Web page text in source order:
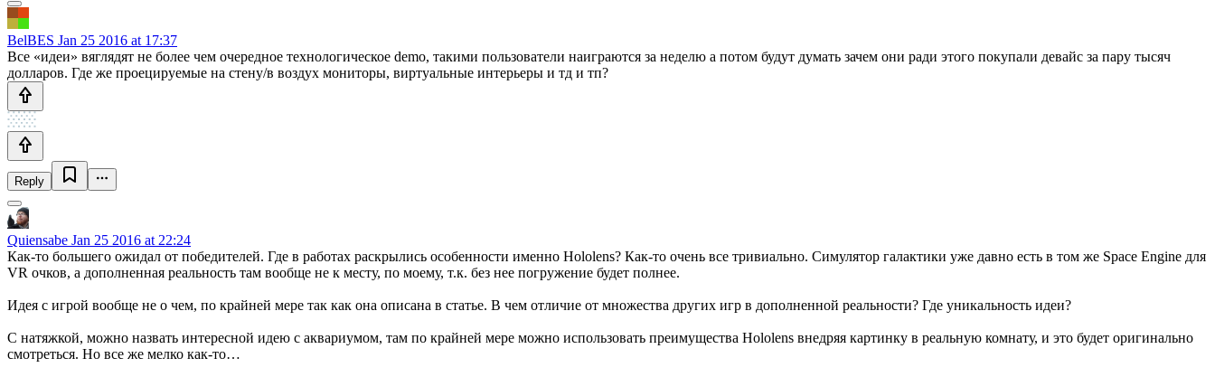
BelBES Jan 25 2016 at 17:37
Все «идеи» вяглядят не более чем очередное технологическое demo, такими пользователи наиграются за неделю а потом будут думать зачем они ради этого покупали девайс за пару тысяч
долларов. Где же проецируемые на стену/в воздух мониторы, виртуальные интерьеры и тд и тп?
Reply
Quiensabe Jan 25 2016 at 22:24
Как-то большего ожидал от победителей. Где в работах раскрылись особенности именно Hololens? Как-то очень все тривиально. Симулятор галактики уже давно есть в том же Space Engine для
VR очков, а дополненная реальность там вообще не к месту, по моему, т.к. без нее погружение будет полнее.
Идея с игрой вообще не о чем, по крайней мере так как она описана в статье. В чем отличие от множества других игр в дополненной реальности? Где уникальность идеи?
С натяжкой, можно назвать интересной идею с аквариумом, там по крайней мере можно использовать преимущества Hololens внедряя картинку в реальную комнату, и это будет оригинально
смотреться. Но все же мелко как-то…